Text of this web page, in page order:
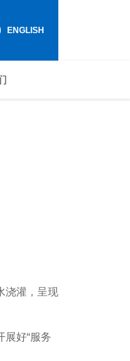
ENGLISH
浇灌，呈现
好“服务